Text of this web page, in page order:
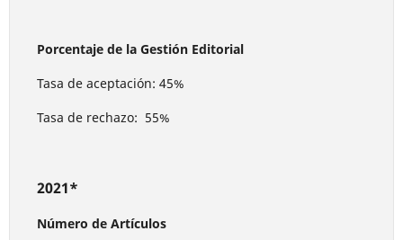
Porcentaje de la Gestión Editorial
Tasa de aceptación: 45%
Tasa de rechazo: 55%
2021*
Número de Artículos